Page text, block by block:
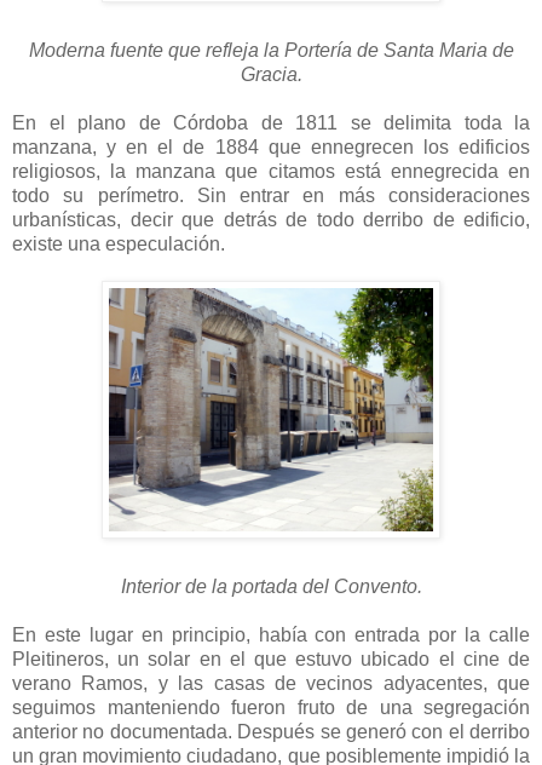
Moderna fuente que refleja la Portería de Santa Maria de
Gracia.
En el plano de Córdoba de 1811 se delimita toda la
manzana, y en el de 1884 que ennegrecen los edificios
religiosos, la manzana que citamos está ennegrecida en
todo su perímetro. Sin entrar en más consideraciones
urbanísticas, decir que detrás de todo derribo de edificio,
existe una especulación.
Interior de la portada del Convento.
En este lugar en principio, había con entrada por la calle
Pleitineros, un solar en el que estuvo ubicado el cine de
verano Ramos, y las casas de vecinos adyacentes, que
seguimos manteniendo fueron fruto de una segregación
anterior no documentada. Después se generó con el derribo
un gran movimiento ciudadano, que posiblemente impidió la